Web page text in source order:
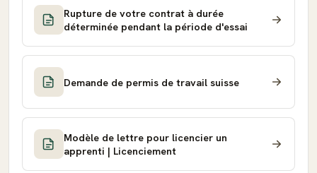
Rupture de votre contrat à durée
déterminée pendant la période d'essai
Demande de permis de travail suisse
Modèle de lettre pour licencier un
apprenti | Licenciement